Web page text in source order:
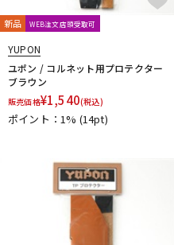
管楽器
アンプ
DJ機器
DTM オンライン納品
配信/ライブ機器
新品 WEB注文店頭受取可
YUPON
ユポン / コルネット用プロテクター
ブラウン
販売価格¥1,540(税込)
ポイント：1% (14pt)